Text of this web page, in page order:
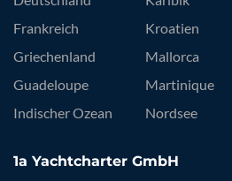
Frankreich
Griechenland
Guadeloupe
Indischer Ozean
Kroatien
Mallorca
Martinique
Nordsee
1a Yachtcharter GmbH